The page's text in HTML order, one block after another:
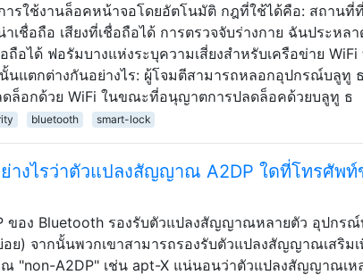
ารใช้งานล็อคหน้าจอโดยอัตโนมัติ กฎที่ใช้ได้คือ: สถาน
เชื่อถือ เสียงที่เชื่อถือได้ การตรวจจับร่างกาย ฉันประหล
ถือได้ ฟอรัมบางแห่งระบุความเสี่ยงสำหรับเครือข่าย
นั้นแตกต่างกันอย่างไร: ผู้โจมตีสามารถหลอกอุปกรณ์บลูทู
ล็อกด้วย WiFi ในขณะที่อนุญาตการปลดล็อคด้วยบลูทู ธ
bluetooth smart-lock
างไรว่าตัวแปลงสัญญาณ A2DP ใดที่โทรศัพท์
ของ Bluetooth รองรับตัวแปลงสัญญาณหลายตัว อุปกรณ์
) จากนั้นพวกเขาสามารถรองรับตัวแปลงสัญญาณเสริมเ
"non-A2DP" เช่น apt-X แน่นอนว่าตัวแปลงสัญญาณเห